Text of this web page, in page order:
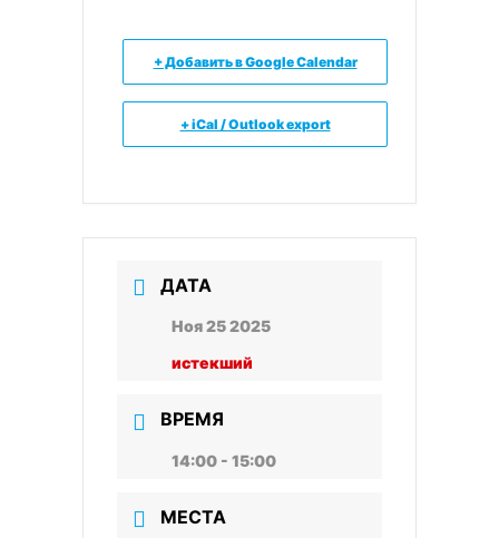
+ Добавить в Google Calendar
+ iCal / Outlook export
ДАТА
Ноя 25 2025
истекший
ВРЕМЯ
14:00 - 15:00
МЕСТА